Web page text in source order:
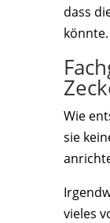
dass
könnte.
Wie
sie
vieles